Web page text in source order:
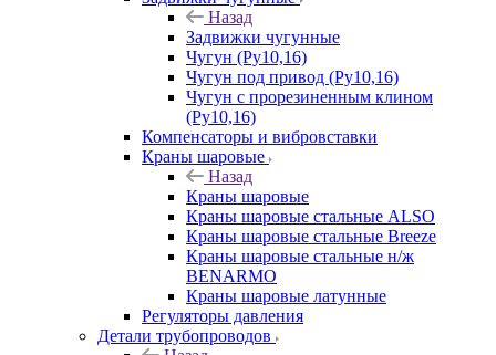
Назад
Задвижки чугунные
Чугун (Ру10,16)
Чугун под привод (Ру10,16)
Чугун с прорезиненным клином
(Ру10,16)
Компенсаторы и вибровставки
Краны шаровые
Назад
Краны шаровые
Краны шаровые стальные ALSO
Краны шаровые стальные Breeze
Краны шаровые стальные н/ж
BENARMO
Краны шаровые латунные
Регуляторы давления
Детали трубопроводов